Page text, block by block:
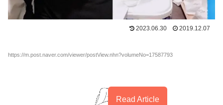
2023.06.30 2019.12.07
https://m.post.naver.com/viewer/postView.nhn?volumeNo=17587793
Read Article